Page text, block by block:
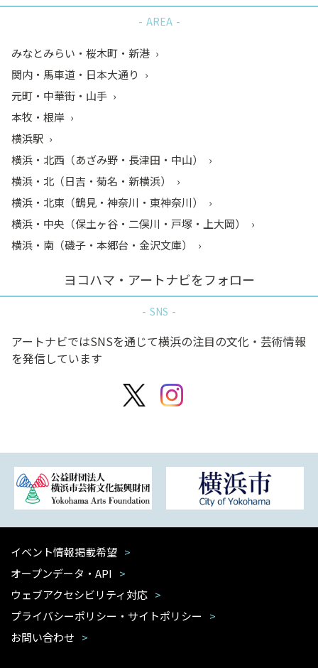
AREA
みなとみらい・桜木町・新港
関内・馬車道・日本大通り
元町・中華街・山手
本牧・根岸
横浜駅
横浜・北西（あざみ野・長津田・中山）
横浜・北（日吉・菊名・新横浜）
横浜・北東（鶴見・神奈川・東神奈川）
横浜・中央（保土ヶ谷・二俣川・戸塚・上大岡）
横浜・南（磯子・本郷台・金沢文庫）
ヨコハマ・アートナビをフォロー
SNS
アートナビではSNSを通じて横浜の注目の文化・芸術情報
を発信しています
イベント情報掲載希望
オープンデータ・API
ウェブアクセシビリティ対応
プライバシーポリシー・サイトポリシー
お問い合わせ